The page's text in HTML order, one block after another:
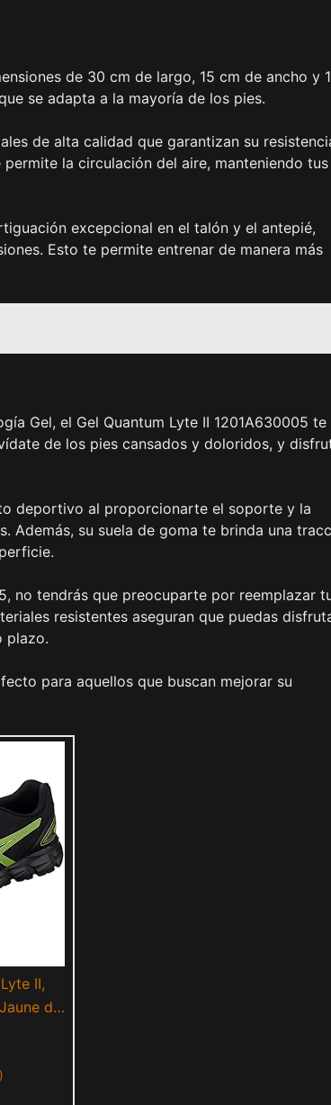
de 30 cm de largo, 15 cm de ancho y
se adapta a la mayoría de los pies.
de alta calidad que garantizan su
la circulación del aire, manteniendo
excepcional en el talón y el antepié,
Esto te permite entrenar de manera más
Gel, el Gel Quantum Lyte II 1201A630005 te
de los pies cansados y doloridos, y
deportivo al proporcionarte el soporte y la
Además, su suela de goma te brinda una
no tendrás que preocuparte por reemplazar
resistentes aseguran que puedas
plazo.
para aquellos que buscan mejorar su
II,
de